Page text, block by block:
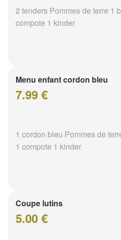
2 tenders Pommes de terre 1
compote 1 kinder
Menu enfant cordon bleu
7.99 €
1 cordon bleu Pommes de
1 compote 1 kinder
Coupe lutins
5.00 €